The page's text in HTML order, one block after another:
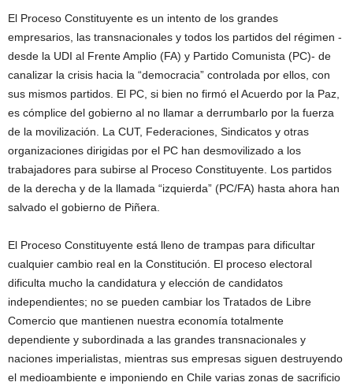
El Proceso Constituyente es un intento de los grandes
empresarios, las transnacionales y todos los partidos del régimen -
desde la UDI al Frente Amplio (FA) y Partido Comunista (PC)- de
canalizar la crisis hacia la “democracia” controlada por ellos, con
sus mismos partidos. El PC, si bien no firmó el Acuerdo por la Paz,
es cómplice del gobierno al no llamar a derrumbarlo por la fuerza
de la movilización. La CUT, Federaciones, Sindicatos y otras
organizaciones dirigidas por el PC han desmovilizado a los
trabajadores para subirse al Proceso Constituyente. Los partidos
de la derecha y de la llamada “izquierda” (PC/FA) hasta ahora han
salvado el gobierno de Piñera.
El Proceso Constituyente está lleno de trampas para dificultar
cualquier cambio real en la Constitución. El proceso electoral
dificulta mucho la candidatura y elección de candidatos
independientes; no se pueden cambiar los Tratados de Libre
Comercio que mantienen nuestra economía totalmente
dependiente y subordinada a las grandes transnacionales y
naciones imperialistas, mientras sus empresas siguen destruyendo
el medioambiente e imponiendo en Chile varias zonas de sacrificio